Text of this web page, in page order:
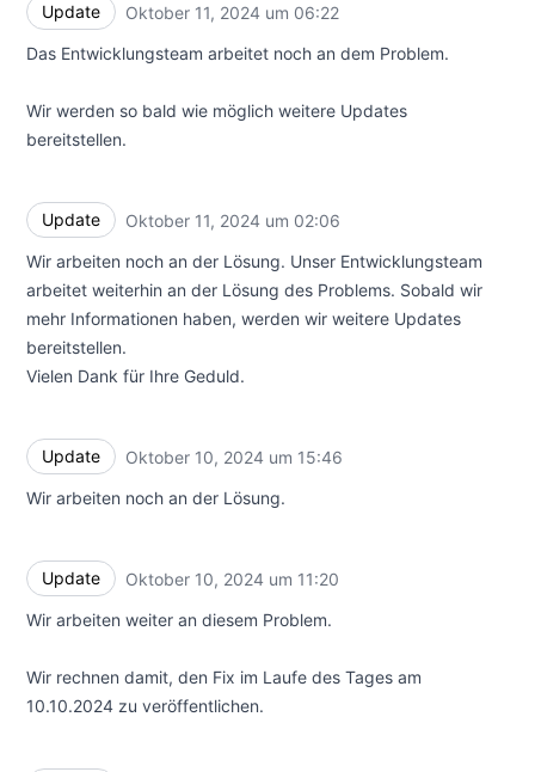
Update Oktober 11, 2024 um 06:22
Das Entwicklungsteam arbeitet noch an dem Problem.
Wir werden so bald wie möglich weitere Updates
bereitstellen.
Update Oktober 11, 2024 um 02:06
Wir arbeiten noch an der Lösung. Unser Entwicklungsteam
arbeitet weiterhin an der Lösung des Problems. Sobald wir
mehr Informationen haben, werden wir weitere Updates
bereitstellen.
Vielen Dank für Ihre Geduld.
Update Oktober 10, 2024 um 15:46
Wir arbeiten noch an der Lösung.
Update Oktober 10, 2024 um 11:20
Wir arbeiten weiter an diesem Problem.
Wir rechnen damit, den Fix im Laufe des Tages am
10.10.2024 zu veröffentlichen.